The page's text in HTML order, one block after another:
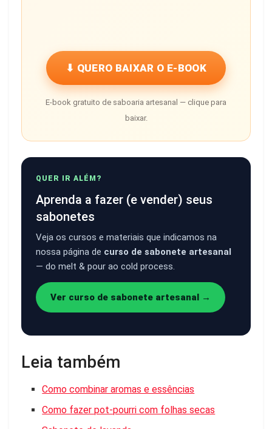
⬇ QUERO BAIXAR O E-BOOK
E-book gratuito de saboaria artesanal — clique para
baixar.
QUER IR ALÉM?
Aprenda a fazer (e vender) seus
sabonetes
Veja os cursos e materiais que indicamos na
nossa página de curso de sabonete artesanal
— do melt & pour ao cold process.
Ver curso de sabonete artesanal →
Leia também
Como combinar aromas e essências
Como fazer pot-pourri com folhas secas